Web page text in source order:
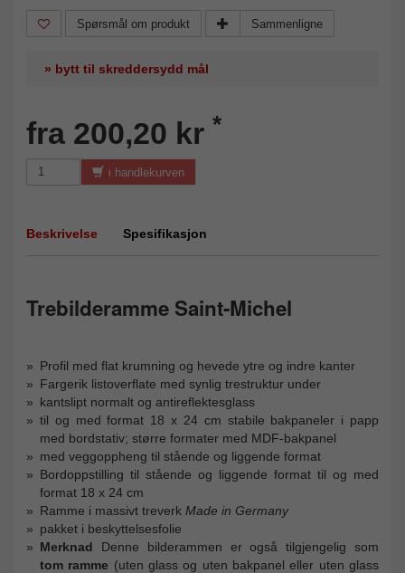
Spørsmål om produkt Sammenligne
» bytt til skreddersydd mål
fra 200,20 kr *
i handlekurven
Beskrivelse Spesifikasjon
Trebilderamme Saint-Michel
Profil med flat krumning og hevede ytre og indre kanter
Fargerik listoverflate med synlig trestruktur under
kantslipt normalt og antireflektesglass
til og med format 18 x 24 cm stabile bakpaneler i papp
med bordstativ; større formater med MDF-bakpanel
med veggoppheng til stående og liggende format
Bordoppstilling til stående og liggende format til og med
format 18 x 24 cm
Ramme i massivt treverk Made in Germany
pakket i beskyttelsesfolie
Merknad Denne bilderammen er også tilgjengelig som
tom ramme (uten glass og uten bakpanel eller uten glass